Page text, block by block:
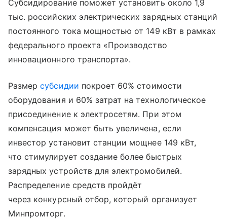
Субсидирование поможет установить около 1,9
тыс. российских электрических зарядных станций
постоянного тока мощностью от 149 кВт в рамках
федерального проекта «Производство
инновационного транспорта».
Размерсубсидии покроет 60% стоимости
оборудования и 60% затрат на технологическое
присоединение к электросетям. При этом
компенсация может быть увеличена, если
инвестор установит станции мощнее 149 кВт,
что стимулирует создание более быстрых
зарядных устройств для электромобилей.
Распределение средств пройдёт
через конкурсный отбор, который организует
Минпромторг.